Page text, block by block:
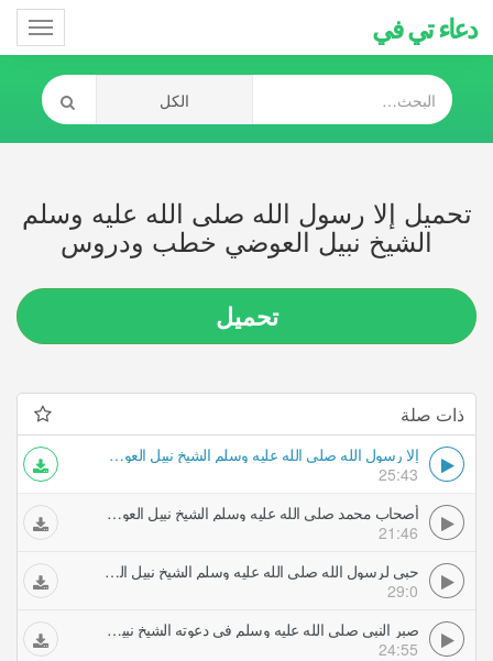
دعاء تي في
تحميل إلا رسول الله صلى الله عليه وسلم
الشيخ نبيل العوضي خطب ودروس
تحميل
ذات صلة
إلا رسول الله صلى الله عليه وسلم الشيخ نبيل العوضي خطب ودروس
25:43
أصحاب محمد صلى الله عليه وسلم الشيخ نبيل العوضي خطب ودروس
21:46
حبي لرسول الله صلى الله عليه وسلم الشيخ نبيل العوضي خطب ودروس
29:0
صبر النبي صلى الله عليه وسلم في دعوته الشيخ نبيل العوضي خطب ودروس
24:55